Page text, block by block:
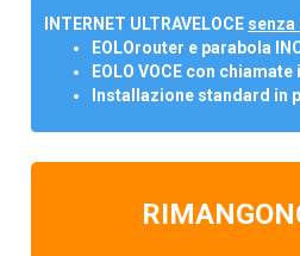
INTERNET ULTRAVELOCE
EOLOrouter e parabola
EOLO VOCE con
Installazione standard in